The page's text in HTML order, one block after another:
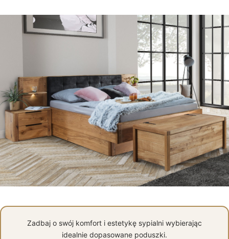
Zadbaj o swój komfort i estetykę sypialni wybierając
idealnie dopasowane poduszki.